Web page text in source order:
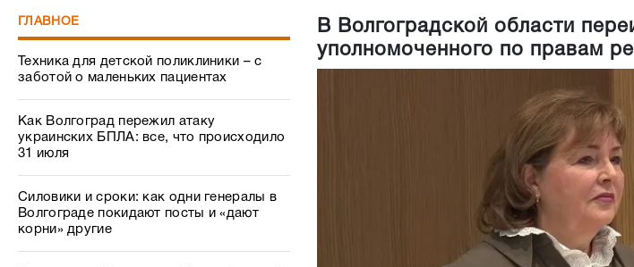
украинских БПЛА: все, что происходило
31 июля
Силовики и сроки: как одни генералы в
Волгограде покидают посты и «дают
корни» другие
Кандидаты в Госдуму от Волгоградской
области померились миллионами
Был подсудимым, а стал героем: экс-
глава ГИБДД Александр Степанов
восстановил честное имя на СВО